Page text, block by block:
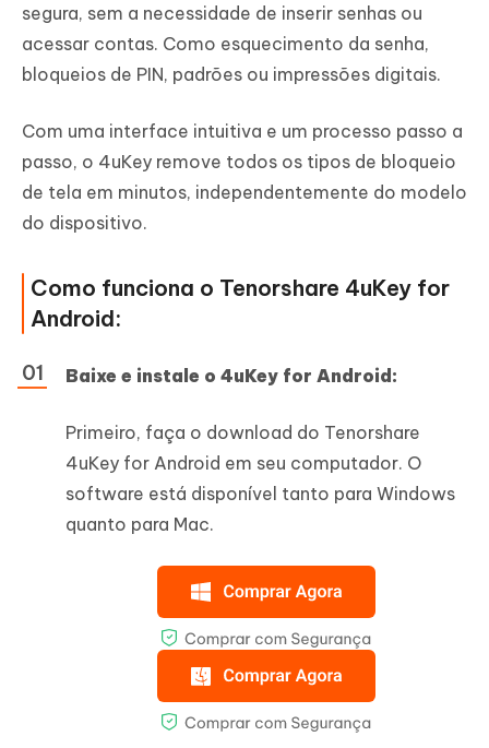
segura, sem a necessidade de inserir senhas ou
acessar contas. Como esquecimento da senha,
bloqueios de PIN, padrões ou impressões digitais.
Com uma interface intuitiva e um processo passo a
passo, o 4uKey remove todos os tipos de bloqueio
de tela em minutos, independentemente do modelo
do dispositivo.
Como funciona o Tenorshare 4uKey for
Android:
Baixe e instale o 4uKey for Android:
Primeiro, faça o download do Tenorshare
4uKey for Android em seu computador. O
software está disponível tanto para Windows
quanto para Mac.